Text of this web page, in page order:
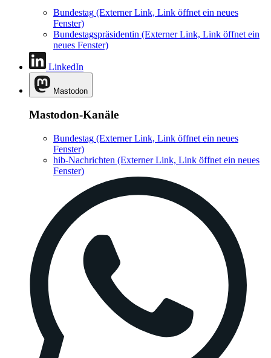
Bundestag (Externer Link, Link öffnet ein neues
Fenster)
Bundestagspräsidentin (Externer Link, Link öffnet ein
neues Fenster)
LinkedIn
Mastodon
Mastodon-Kanäle
Bundestag (Externer Link, Link öffnet ein neues
Fenster)
hib-Nachrichten (Externer Link, Link öffnet ein neues
Fenster)